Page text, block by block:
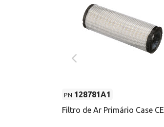
PN 128781A1
Filtro de Ar Primário Case CE